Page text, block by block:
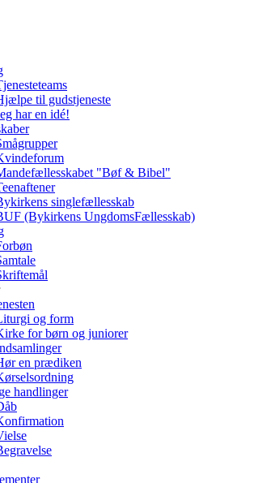
til gudstjeneste
har en idé!
"Bøf & Bibel"
singlefællesskab
(Bykirkens UngdomsFællesskab)
og form
for børn og juniorer
en prædiken
handlinger